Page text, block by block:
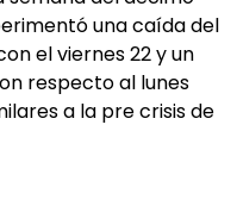
una caída del
el viernes 22 y un
respecto al lunes
a la pre crisis de